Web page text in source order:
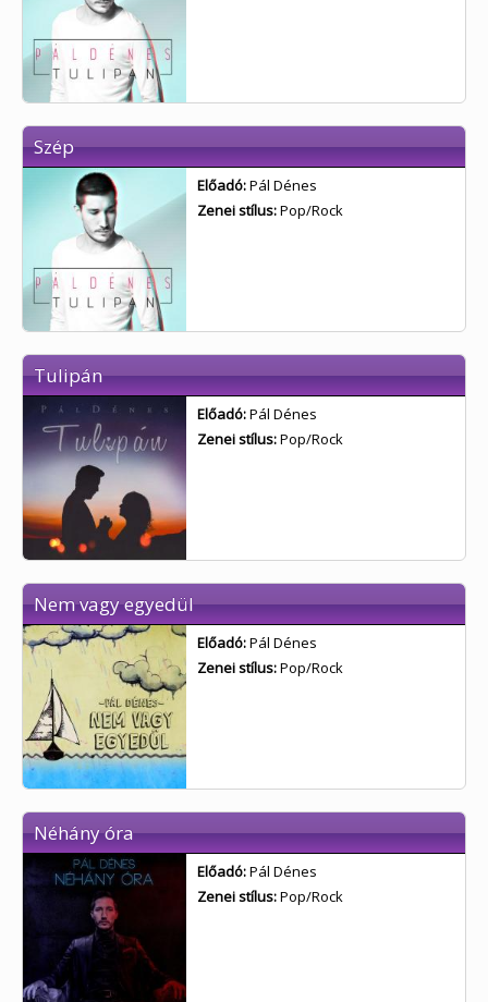
Szép
Előadó:Pál Dénes
Zenei stílus:Pop/Rock
Tulipán
Előadó:Pál Dénes
Zenei stílus:Pop/Rock
Nem vagy egyedül
Előadó:Pál Dénes
Zenei stílus:Pop/Rock
Néhány óra
Előadó:Pál Dénes
Zenei stílus:Pop/Rock